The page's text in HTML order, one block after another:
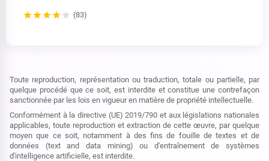
(83)
Toute reproduction, représentation ou traduction, totale ou partielle, par
quelque procédé que ce soit, est interdite et constitue une contrefaçon
sanctionnée par les lois en vigueur en matière de propriété intellectuelle.
Conformément à la directive (UE) 2019/790 et aux législations nationales
applicables, toute reproduction et extraction de cette œuvre, par quelque
moyen que ce soit, notamment à des fins de fouille de textes et de
données (text and data mining) ou d'entraînement de systèmes
d'intelligence artificielle, est interdite.